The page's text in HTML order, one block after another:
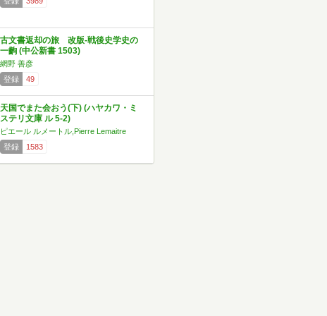
古文書返却の旅 改版-戦後史学史の
一齣 (中公新書 1503)
網野 善彦
登録
49
天国でまた会おう(下) (ハヤカワ・ミ
ステリ文庫 ル 5-2)
ピエール ルメートル,Pierre Lemaitre
登録
1583